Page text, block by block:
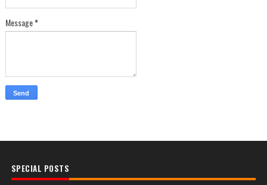
Message*
SPECIAL POSTS